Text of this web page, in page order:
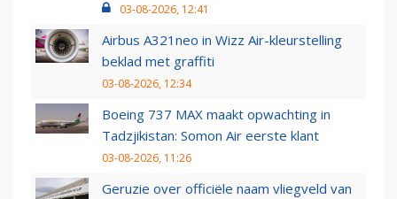
03-08-2026, 12:41
Airbus A321neo in Wizz Air-kleurstelling
beklad met graffiti
03-08-2026, 12:34
Boeing 737 MAX maakt opwachting in
Tadzjikistan: Somon Air eerste klant
03-08-2026, 11:26
Geruzie over officiële naam vliegveld van